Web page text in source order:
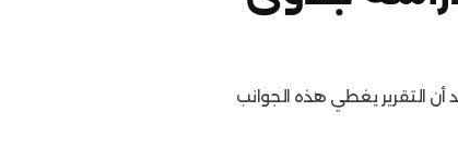
أن التقرير يغطي هذه الجوانب